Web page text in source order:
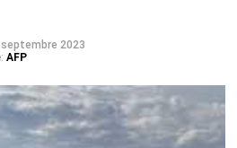
septembre 2023
AFP